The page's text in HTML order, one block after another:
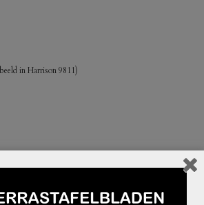
in Harrison 9811)